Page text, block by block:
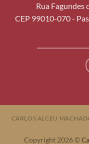
Rua Fagundes
CEP 99010-070 -
CARLOS ALCEU
Copyright 2026 ©